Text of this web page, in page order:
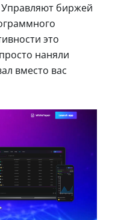
Управляют биржей
это
наняли
вместо вас